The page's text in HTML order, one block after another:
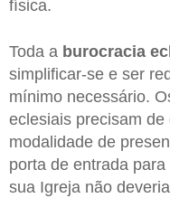
física.
Toda a burocracia
simplificar-se e ser
mínimo necessário.
eclesiais precisam
modalidade de
porta de entrada
sua Igreja não